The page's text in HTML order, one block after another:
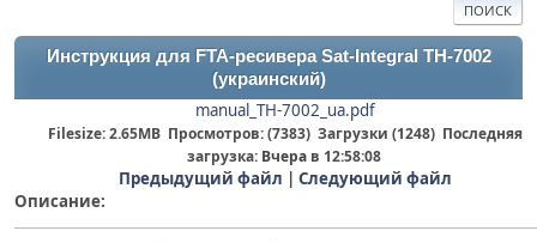
ПОИСК
Инструкция для FTA-ресивера Sat-Integral TH-7002
(украинский)
manual_TH-7002_ua.pdf
Filesize: 2.65MB Просмотров: (7383) Загрузки (1248) Последняя
загрузка: Вчерав 12:58:08
Предыдущий файл | Следующий файл
Описание: